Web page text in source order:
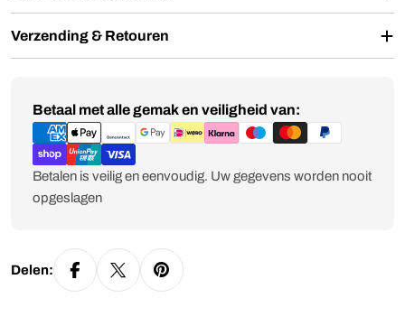
Verzending & Retouren
Betaal met alle gemak en veiligheid van:
Betaalmethoden
Betalen is veilig en eenvoudig. Uw gegevens worden nooit
opgeslagen
Delen: